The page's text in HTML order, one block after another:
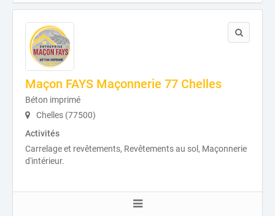
Maçon FAYS Maçonnerie 77 Chelles
Béton imprimé
Chelles (77500)
Activités
Carrelage et revêtements, Revêtements au sol, Maçonnerie
d'intérieur.